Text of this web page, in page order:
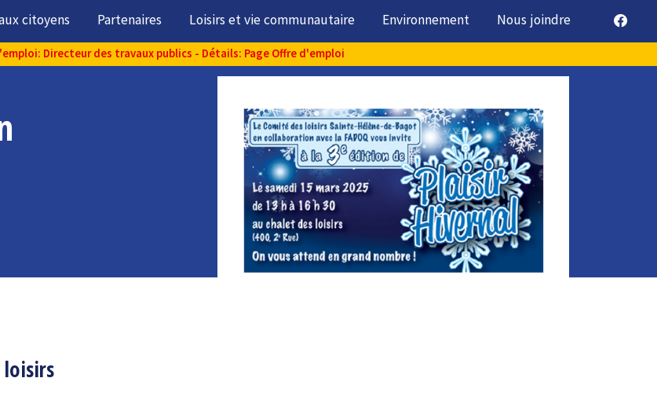
citoyens Partenaires Loisirs et vie communautaire Environnement Nous joindre
Directeur des travaux publics - Détails: Page Offre d'emploi
loisirs